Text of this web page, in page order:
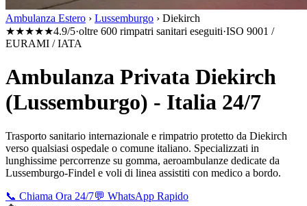
Ambulanza Estero › Lussemburgo › Diekirch
★★★★★4.9/5·oltre 600 rimpatri sanitari eseguiti·ISO 9001 /
EURAMI / IATA
Ambulanza Privata Diekirch
(Lussemburgo) - Italia 24/7
Trasporto sanitario internazionale e rimpatrio protetto da Diekirch
verso qualsiasi ospedale o comune italiano. Specializzati in
lunghissime percorrenze su gomma, aeroambulanze dedicate da
Lussemburgo-Findel e voli di linea assistiti con medico a bordo.
📞 Chiama Ora 24/7💬 WhatsApp Rapido